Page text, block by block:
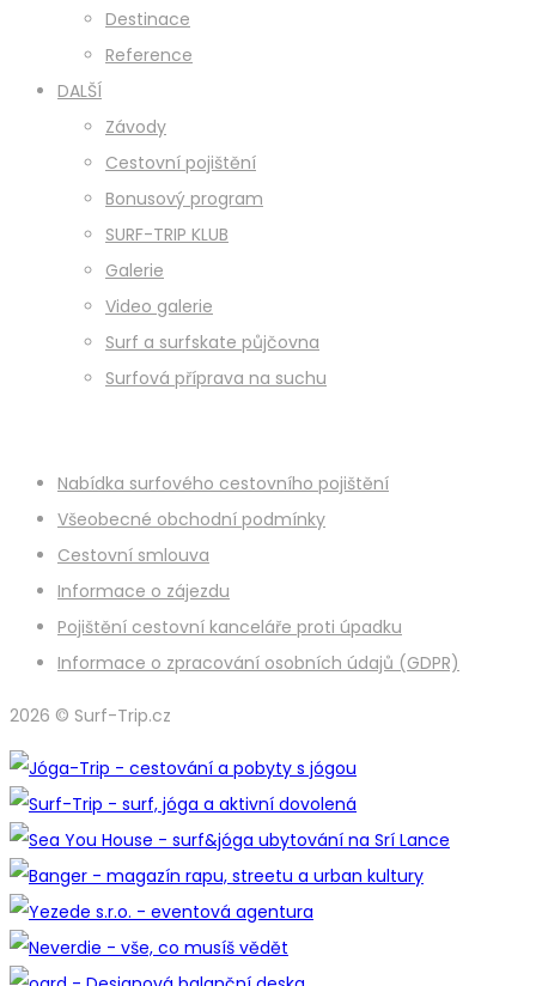
Destinace
Reference
DALŠÍ
Závody
Cestovní pojištění
Bonusový program
SURF-TRIP KLUB
Galerie
Video galerie
Surf a surfskate půjčovna
Surfová příprava na suchu
Nabídka surfového cestovního pojištění
Všeobecné obchodní podmínky
Cestovní smlouva
Informace o zájezdu
Pojištění cestovní kanceláře proti úpadku
Informace o zpracování osobních údajů (GDPR)
2026 © Surf-Trip.cz